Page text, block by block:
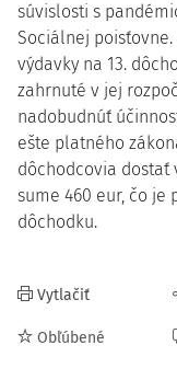
súvislosti s
Sociálnej
výdavky na 13.
zahrnuté v jej
nadobudnúť
ešte platného
dôchodcovia dostať
sume 460 eur, čo je
dôchodku.
Vytlačiť
Obľúbené